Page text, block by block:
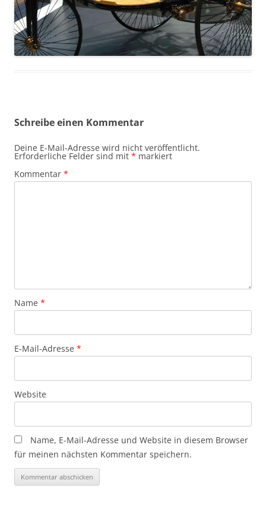
Schreibe einen Kommentar
Deine E-Mail-Adresse wird nicht veröffentlicht.
Erforderliche Felder sind mit * markiert
Kommentar *
Name *
E-Mail-Adresse *
Website
Name, E-Mail-Adresse und Website in diesem Browser
für meinen nächsten Kommentar speichern.